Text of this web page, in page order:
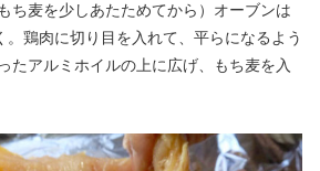
ち麦を少しあたためてから）オーブンは
鶏肉に切り目を入れて、平らになるよう
たアルミホイルの上に広げ、もち麦を入